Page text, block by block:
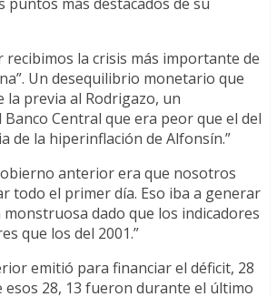
recibimos la crisis más importante de
Un desequilibrio monetario que
la previa al Rodrigazo, un
Central que era peor que el del
de la hiperinflación de Alfonsín.”
anterior era que nosotros
todo el primer día. Eso iba a generar
dado que los indicadores
que los del 2001.”
emitió para financiar el déficit, 28
esos 28, 13 fueron durante el último